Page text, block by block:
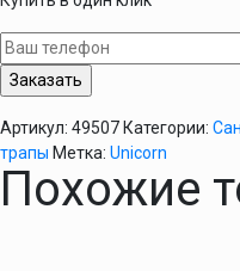
для
ванны
-
S12
Артикул: 49507 Категории:
трапы Метка: Unicorn
Похожие